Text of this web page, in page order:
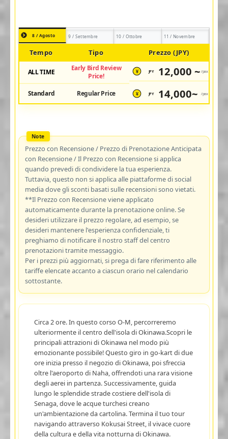
8 / Agosto 9 / Settembre 10 / Ottobre 11 / Novembre
Tempo Tipo Prezzo (JPY)
ALL TIME
Early Bird Review
Price!
¥ JPY 12,000 ~ /pax
Standard Regular Price ¥ JPY 14,000~ /pax
Prezzo con Recensione / Prezzo di Prenotazione Anticipata
con Recensione / Il Prezzo con Recensione si applica
quando prevedi di condividere la tua esperienza.
Tuttavia, questo non si applica alle piattaforme di social
media dove gli sconti basati sulle recensioni sono vietati.
**Il Prezzo con Recensione viene applicato
automaticamente durante la prenotazione online. Se
desideri utilizzare il prezzo regolare, ad esempio, se
desideri mantenere l'esperienza confidenziale, ti
preghiamo di notificare il nostro staff del centro
prenotazioni tramite messaggio.
Per i prezzi più aggiornati, si prega di fare riferimento alle
tariffe elencate accanto a ciascun orario nel calendario
sottostante.
Circa 2 ore. In questo corso O-M, percorreremo
ulteriormente il centro dell'isola di Okinawa.Scopri le
principali attrazioni di Okinawa nel modo più
emozionante possibile! Questo giro in go-kart di due
ore inizia presso il negozio di Okinawa, poi sfreccia
oltre l'aeroporto di Naha, offrendoti una rara visione
degli aerei in partenza. Successivamente, guida
lungo le splendide strade costiere dell'isola di
Senaga, dove le acque turchesi creano
un'ambientazione da cartolina. Termina il tuo tour
navigando attraverso Kokusai Street, il vivace cuore
della cultura e della vita notturna di Okinawa.